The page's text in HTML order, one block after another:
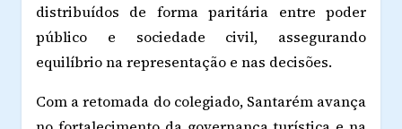
distribuídos de forma paritária entre poder
público e sociedade civil, assegurando
equilíbrio na representação e nas decisões.
Com a retomada do colegiado, Santarém avança